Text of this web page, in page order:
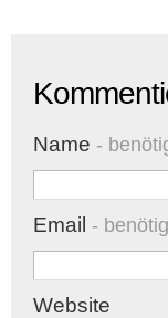
Name -
Email -
Website